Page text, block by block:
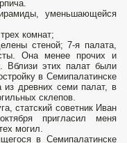
уменьшающейся
комнат;
стеной; 7-я палата,
Она менее прочих и
Вблизи этих палат были
в Семипалатинске
из древних семи палат, в
склепов.
статский советник Иван
пригласил меня
могил.
в Семипалатинске